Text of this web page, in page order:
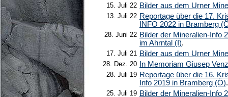
15. Juli 22 Bilder aus dem Urner
13. Juli 22 Reportage über die 17.
INFO 2022 in Bramberg
28. Juni 22 Bilder der Mineralien-Info
im Ahrntal (I).
17. Juli 21 Bilder aus dem Urner
28. Dez. 20 In Memoriam Giusep
28. Juli 19 Reportage über die 16.
Info 2019 in Bramberg (Ö).
25. Juli 19 Bilder der Mineralien-Info